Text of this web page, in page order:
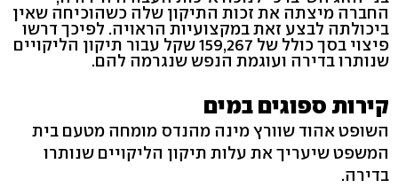
החברה מיצתה את זכות התיקון שלה כשהוכיחה שאין
ביכולתה לבצע זאת במקצועיות הראויה. לפיכך דרשו
פיצוי בסך כולל של 159,267 שקל עבור תיקון הליקויים
שנותרו בדירה ועוגמת הנפש שנגרמה להם.
קירות ספוגים במים
השופט אהוד שוורץ מינה מהנדס מומחה מטעם בית
המשפט שיעריך את עלות תיקון הליקויים שנותרו
בדירה.